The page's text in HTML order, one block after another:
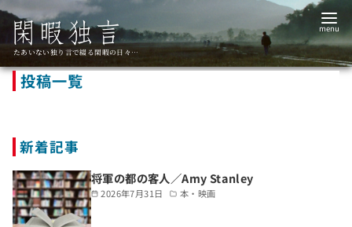
コ
テ
ン
たあいない独り言で綴る閑暇の日々…
投稿一覧
新着記事
2026年7月31日 本・映画
将軍の都の客人／Amy Stanley